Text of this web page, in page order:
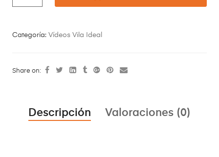
Categoría: Vídeos Vila Ideal
Share on:
Descripción Valoraciones (0)